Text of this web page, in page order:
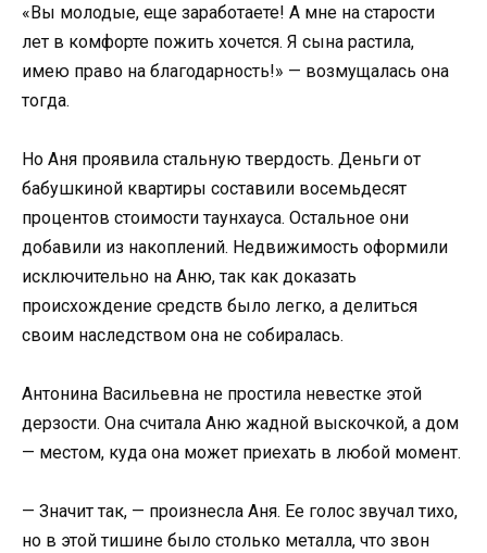
«Вы молодые, еще заработаете! А мне на старости
лет в комфорте пожить хочется. Я сына растила,
имею право на благодарность!» — возмущалась она
тогда.
Но Аня проявила стальную твердость. Деньги от
бабушкиной квартиры составили восемьдесят
процентов стоимости таунхауса. Остальное они
добавили из накоплений. Недвижимость оформили
исключительно на Аню, так как доказать
происхождение средств было легко, а делиться
своим наследством она не собиралась.
Антонина Васильевна не простила невестке этой
дерзости. Она считала Аню жадной выскочкой, а дом
— местом, куда она может приехать в любой момент.
— Значит так, — произнесла Аня. Ее голос звучал тихо,
но в этой тишине было столько металла, что звон